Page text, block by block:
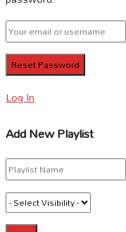
Log In
Add New Playlist